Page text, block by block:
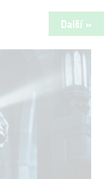
Další »